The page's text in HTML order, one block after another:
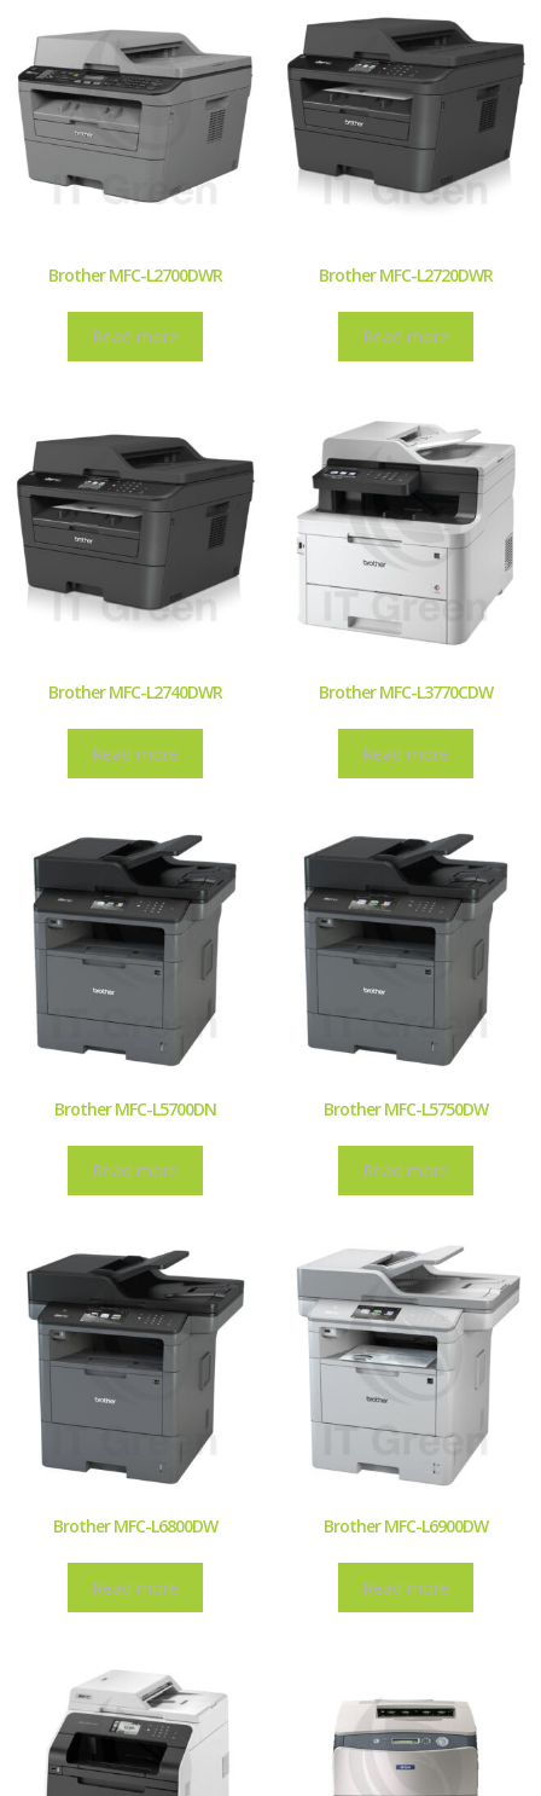
Brother MFC-L2700DWR
Read more
Brother MFC-L2720DWR
Read more
Brother MFC-L2740DWR
Read more
Brother MFC-L3770CDW
Read more
Brother MFC-L5700DN
Read more
Brother MFC-L5750DW
Read more
Brother MFC-L6800DW
Read more
Brother MFC-L6900DW
Read more